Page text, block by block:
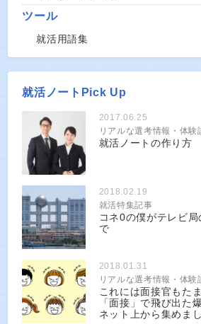
ツール
就活用語集
就活ノートPick Up
2017.06.25
リアルな選考情報・体験
就活ノートの作り方
2018.02.19
就活特集記事
コネ0の僕がテレビ局
で
2018.01.31
リアルな選考情報・体験
これには面接官もた
「面接」で飛び出た
ネット上から集めまし